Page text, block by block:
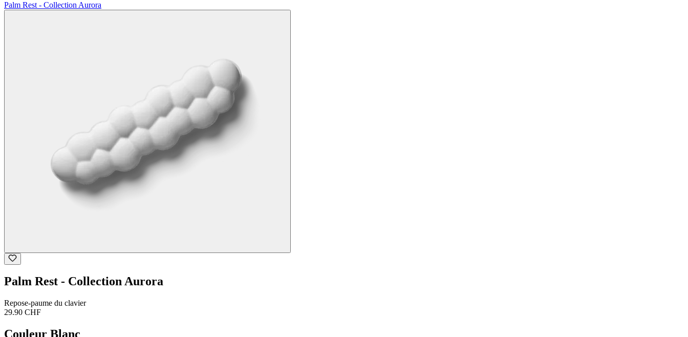
Palm Rest - Collection Aurora
Palm Rest - Collection Aurora
Repose-paume du clavier
29.90 CHF
Couleur Blanc